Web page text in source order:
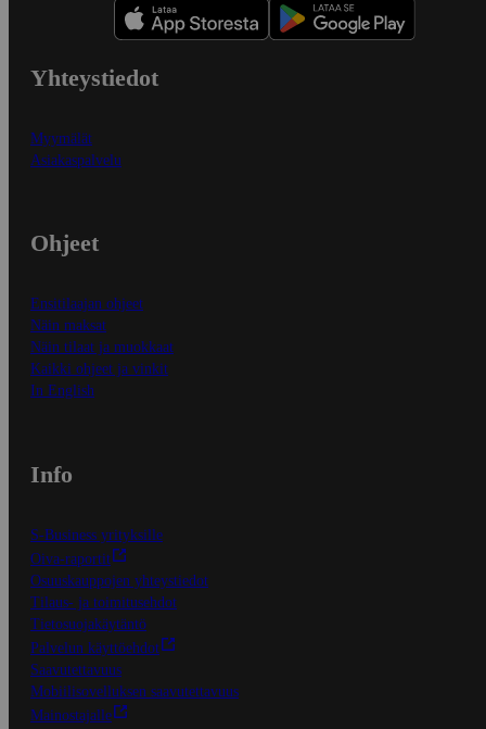
Yhteystiedot
Myymälät
Asiakaspalvelu
Ohjeet
Ensitilaajan ohjeet
Näin maksat
Näin tilaat ja muokkaat
Kaikki ohjeet ja vinkit
In English
Info
S-Business yrityksille
Oiva-raportit
Osuuskauppojen yhteystiedot
Tilaus- ja toimitusehdot
Tietosuojakäytäntö
Palvelun käyttöehdot
Saavutettavuus
Mobiilisovelluksen saavutettavuus
Mainostajalle